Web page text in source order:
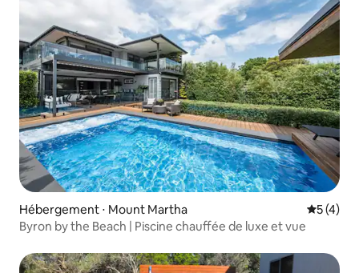
Hébergement ⋅ Mount Martha
5 (4)
Byron by the Beach | Piscine chauffée de luxe et vue